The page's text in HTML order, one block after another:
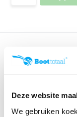
Deze website
We gebruiken